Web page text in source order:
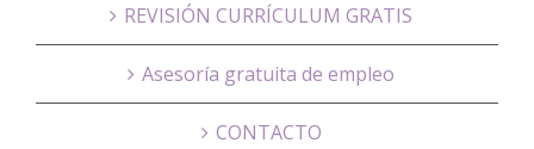
REVISIÓN CURRÍCULUM GRATIS
Asesoría gratuita de empleo
CONTACTO